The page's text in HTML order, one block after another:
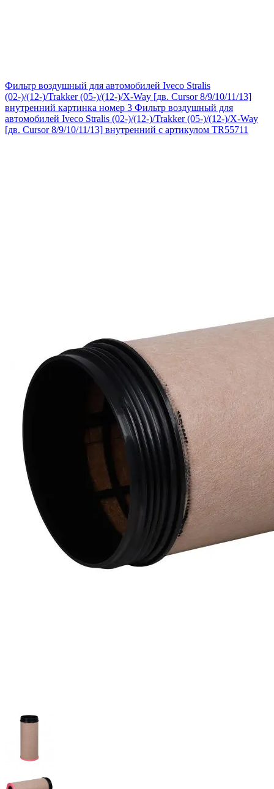
Фильтр воздушный для автомобилей Iveco Stralis
(02-)/(12-)/Trakker (05-)/(12-)/X-Way [дв. Cursor 8/9/10/11/13]
внутренний картинка номер 3 Фильтр воздушный для
автомобилей Iveco Stralis (02-)/(12-)/Trakker (05-)/(12-)/X-Way
[дв. Cursor 8/9/10/11/13] внутренний с артикулом TR55711